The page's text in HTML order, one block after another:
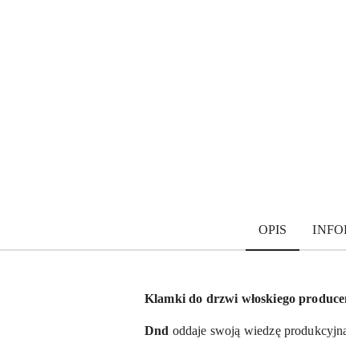
OPIS
Klamki do drzwi włoskiego
Dnd oddaje swoją wiedzę